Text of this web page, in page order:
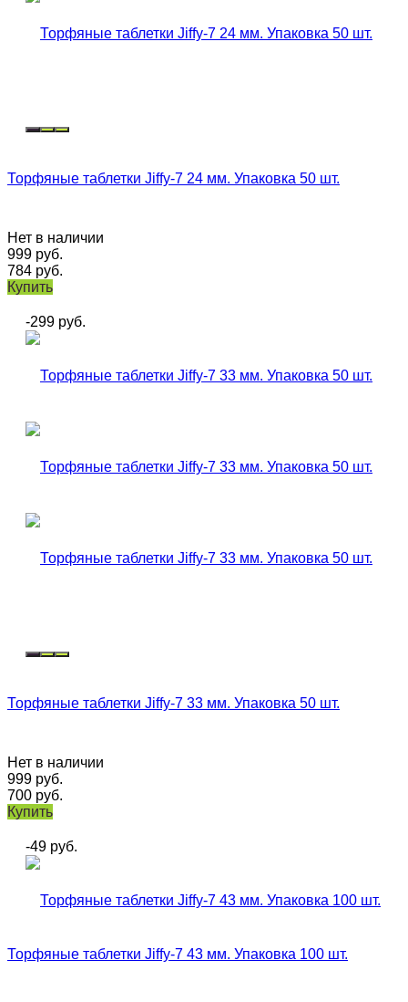
Торфяные таблетки Jiffy-7 24 мм. Упаковка 50 шт.
Нет в наличии
999 руб.
784 руб.
Купить
-299 руб.
Торфяные таблетки Jiffy-7 33 мм. Упаковка 50 шт.
Нет в наличии
999 руб.
700 руб.
Купить
-49 руб.
Торфяные таблетки Jiffy-7 43 мм. Упаковка 100 шт.